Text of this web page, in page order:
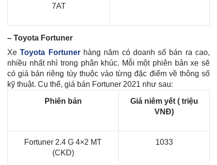
7AT
– Toyota Fortuner
XeToyota Fortunerhàng năm có doanh số bán ra cao,
nhiều nhất nhì trong phân khúc. Mỗi một phiên bản xe sẽ
có giá bán riêng tùy thuộc vào từng đặc điểm về thông số
kỹ thuật. Cụ thể, giá bán Fortuner 2021 như sau:
Phiên bản
Giá niêm yết ( triệu
VNĐ)
Fortuner 2.4 G 4×2 MT
(CKD)
1033